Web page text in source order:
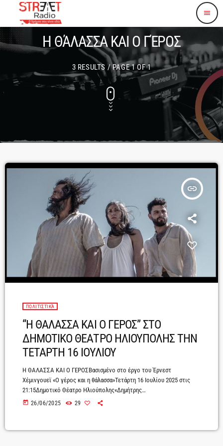
menu
Η ΘΆΛΑΣΣΑ ΚΑΙ Ο ΓΈΡΟΣ
3 RESULTS / PAGE 1 OF 1
insert_link
ΠΟΛΙΤΙΣΤΙΚΆ
“Η ΘΑΛΑΣΣΑ ΚΑΙ Ο ΓΕΡΟΣ” ΣΤΟ
ΔΗΜΟΤΙΚΟ ΘΕΑΤΡΟ ΗΛΙΟΥΠΟΛΗΣ ΤΗΝ
ΤΕΤΑΡΤΗ 16 ΙΟΥΛΙΟΥ
Η ΘΑΛΑΣΣΑ ΚΑΙ Ο ΓΕΡΟΣΒασισμένο στο έργο του Έρνεστ
Χέμινγουεϊ «Ο γέρος και η θάλασσα»Τετάρτη 16 Ιουλίου 2025 στις
21:15Δημοτικό Θέατρο Ηλιούπολης«Δημήτρης
Κιντής»Πρωταγωνιστεί ο Τάσος Νούσιας Διασκευή – Σκηνοθεσία:
τον 2ο χειμερινό κύκλο sold out παραστάσεων σε Θεσσαλονίκη και
today 26/06/2025 29